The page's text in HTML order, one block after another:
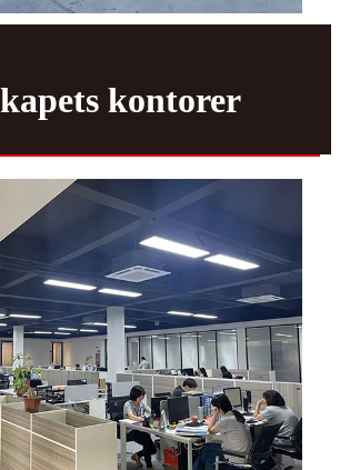
kontorer